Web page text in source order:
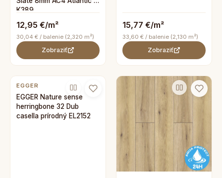
K389
12,95 €/m²
30,04 € / balenie (2,320 m²)
Zobraziť
15,77 €/m²
33,60 € / balenie (2,130 m²)
Zobraziť
EGGER
EGGER Nature sense
herringbone 32 Dub
casella prírodný EL2152